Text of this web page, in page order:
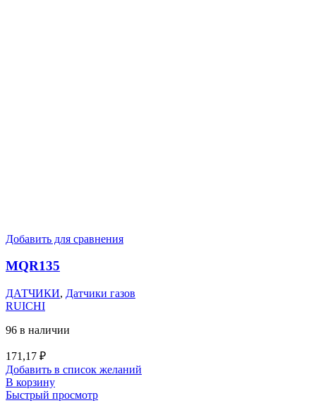
Добавить для сравнения
MQR135
ДАТЧИКИ, Датчики газов
RUICHI
96 в наличии
171,17 ₽
Добавить в список желаний
В корзину
Быстрый просмотр